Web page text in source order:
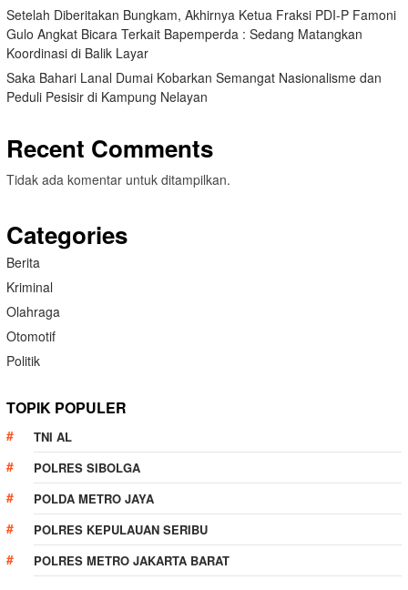
Setelah Diberitakan Bungkam, Akhirnya Ketua Fraksi PDI-P Famoni
Gulo Angkat Bicara Terkait Bapemperda : Sedang Matangkan
Koordinasi di Balik Layar
Saka Bahari Lanal Dumai Kobarkan Semangat Nasionalisme dan
Peduli Pesisir di Kampung Nelayan
Recent Comments
Tidak ada komentar untuk ditampilkan.
Categories
Berita
Kriminal
Olahraga
Otomotif
Politik
TOPIK POPULER
TNI AL
POLRES SIBOLGA
POLDA METRO JAYA
POLRES KEPULAUAN SERIBU
POLRES METRO JAKARTA BARAT